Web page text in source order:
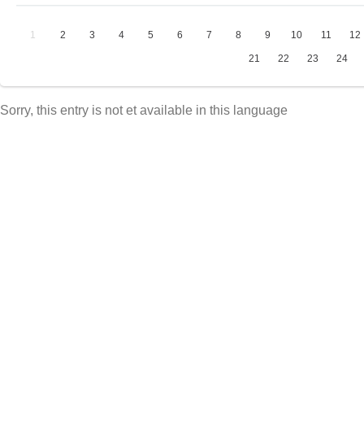
1 2 3 4 5 6 7 8 9 10 11 12
21 22 23 24
Sorry, this entry is not et available in this language